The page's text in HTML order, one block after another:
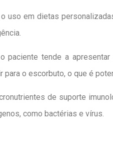
uso em dietas
tende a apresentar
o escorbuto, o que é
de suporte
como bactérias e vírus.